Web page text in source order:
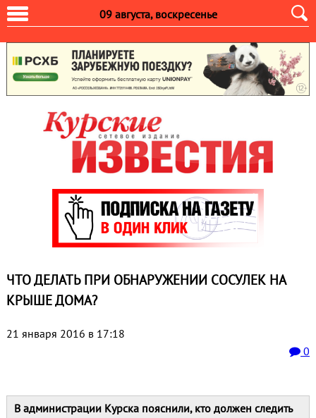
09 августа, воскресенье
ЧТО ДЕЛАТЬ ПРИ ОБНАРУЖЕНИИ СОСУЛЕК НА
КРЫШЕ ДОМА?
21 января 2016 в 17:18
0
В администрации Курска пояснили, кто должен следить